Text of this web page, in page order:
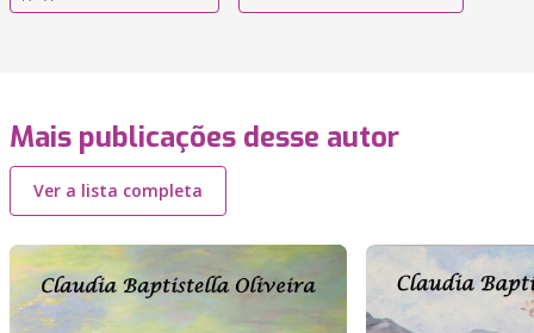
Mais publicações desse autor
Ver a lista completa